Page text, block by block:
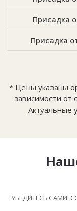
Присадка
Присадка
* Цены указаны
зависимости от
Актуальные
УБЕДИТЕСЬ САМИ: